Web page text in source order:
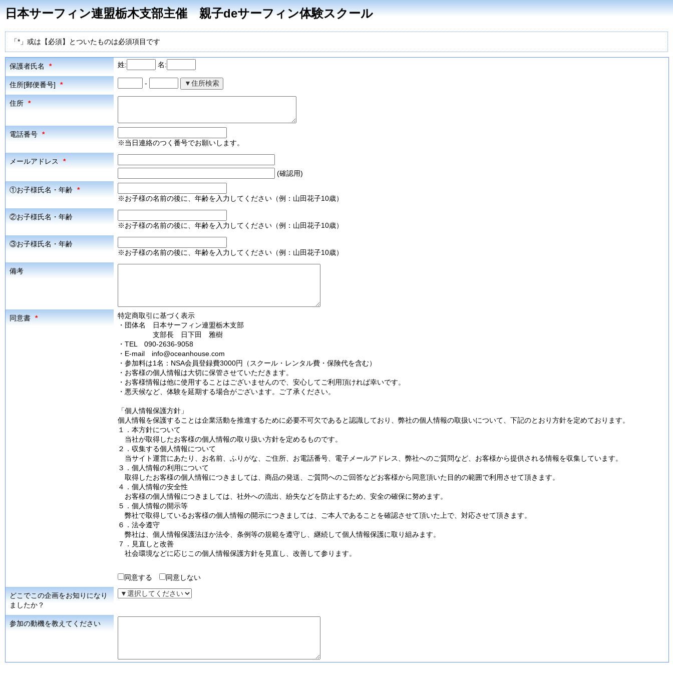
日本サーフィン連盟栃木支部主催 親子deサーフィン体験スクール
「*」或は【必須】とついたものは必須項目です
保護者氏名 * 姓: 名:
住所[郵便番号] * -
住所 *
電話番号 *
※当日連絡のつく番号でお願いします。
メールアドレス
*
(確認用)
①お子様氏名・年齢 *
※お子様の名前の後に、年齢を入力してください（例：山田花子10歳）
②お子様氏名・年齢
※お子様の名前の後に、年齢を入力してください（例：山田花子10歳）
③お子様氏名・年齢
※お子様の名前の後に、年齢を入力してください（例：山田花子10歳）
備考
同意書 *
特定商取引に基づく表示
・団体名 日本サーフィン連盟栃木支部
支部長 日下田 雅樹
・TEL 090-2636-9058
・E-mail info@oceanhouse.com
・参加料は1名：NSA会員登録費3000円（スクール・レンタル費・保険代を含む）
・お客様の個人情報は大切に保管させていただきます。
・お客様情報は他に使用することはございませんので、安心してご利用頂ければ幸いです。
・悪天候など、体験を延期する場合がございます。ご了承ください。
「個人情報保護方針」
個人情報を保護することは企業活動を推進するために必要不可欠であると認識しており、弊社の個人情報の取扱いについて、下記のとおり方針を定めております。
１．本方針について
当社が取得したお客様の個人情報の取り扱い方針を定めるものです。
２．収集する個人情報について
当サイト運営にあたり、お名前、ふりがな、ご住所、お電話番号、電子メールアドレス、弊社へのご質問など、お客様から提供される情報を収集しています。
３．個人情報の利用について
取得したお客様の個人情報につきましては、商品の発送、ご質問へのご回答などお客様から同意頂いた目的の範囲で利用させて頂きます。
４．個人情報の安全性
お客様の個人情報につきましては、社外への流出、紛失などを防止するため、安全の確保に努めます。
５．個人情報の開示等
弊社で取得しているお客様の個人情報の開示につきましては、ご本人であることを確認させて頂いた上で、対応させて頂きます。
６．法令遵守
弊社は、個人情報保護法ほか法令、条例等の規範を遵守し、継続して個人情報保護に取り組みます。
７．見直しと改善
社会環境などに応じこの個人情報保護方針を見直し、改善して参ります。
同意する 同意しない
どこでこの企画をお知りになり
ましたか？
参加の動機を教えてください